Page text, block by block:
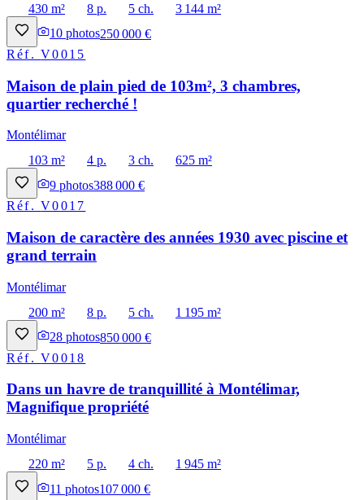
430 m²
8 p. 5 ch.
3 144 m²
10 photos250 000 €
Réf.V0015
Maison de plain pied de 103m², 3 chambres,
quartier recherché !
Montélimar
103 m²
4 p. 3 ch.
625 m²
9 photos388 000 €
Réf.V0017
Maison de caractère des années 1930 avec piscine et
grand terrain
Montélimar
200 m²
8 p. 5 ch.
1 195 m²
28 photos850 000 €
Réf.V0018
Dans un havre de tranquillité à Montélimar,
Magnifique propriété
Montélimar
220 m²
5 p. 4 ch.
1 945 m²
11 photos107 000 €